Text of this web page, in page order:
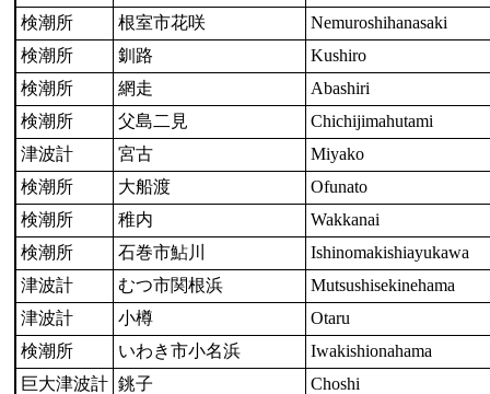
検潮所
根室市花咲
Nemuroshihanasaki
検潮所
釧路
Kushiro
検潮所
網走
Abashiri
検潮所
父島二見
Chichijimahutami
津波計
宮古
Miyako
検潮所
大船渡
Ofunato
検潮所
稚内
Wakkanai
検潮所
石巻市鮎川
Ishinomakishiayukawa
津波計
むつ市関根浜
Mutsushisekinehama
津波計
小樽
Otaru
検潮所
いわき市小名浜
Iwakishionahama
巨大津波計 銚子
Choshi